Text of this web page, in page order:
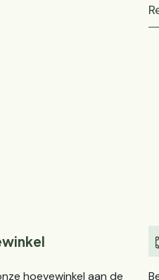
hoevewinkel aan de